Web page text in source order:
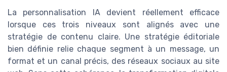
La personnalisation IA devient réellement efficace
lorsque ces trois niveaux sont alignés avec une
stratégie de contenu claire. Une stratégie éditoriale
bien définie relie chaque segment à un message, un
format et un canal précis, des réseaux sociaux au site